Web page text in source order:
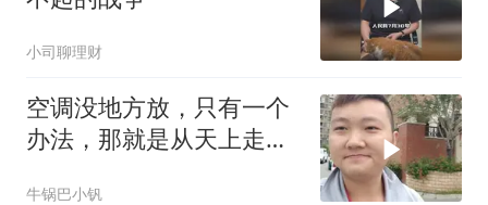
小司聊理财
空调没地方放，只有一个
办法，那就是从天上走，
牛锅巴小钒